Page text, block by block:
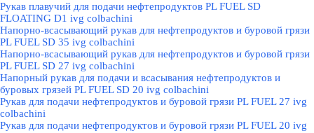
Рукав плавучий для подачи нефтепродуктов PL FUEL SD
FLOATING D1 ivg colbachini
Напорно-всасывающий рукав для нефтепродуктов и буровой грязи
PL FUEL SD 35 ivg colbachini
Напорно-всасывающий рукав для нефтепродуктов и буровой грязи
PL FUEL SD 27 ivg colbachini
Напорный рукав для подачи и всасывания нефтепродуктов и
буровых грязей PL FUEL SD 20 ivg colbachini
Рукав для подачи нефтепродуктов и буровой грязи PL FUEL 27 ivg
colbachini
Рукав для подачи нефтепродуктов и буровой грязи PL FUEL 20 ivg